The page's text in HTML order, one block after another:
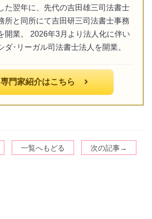
た翌年に、先代の吉田雄三司法書士
所と同所にて吉田研三司法書士事務
開業。 2026年3月より法人化に伴い
ダ･リーガル司法書士法人を開業。
専門家紹介はこちら
一覧へもどる 次の記事→